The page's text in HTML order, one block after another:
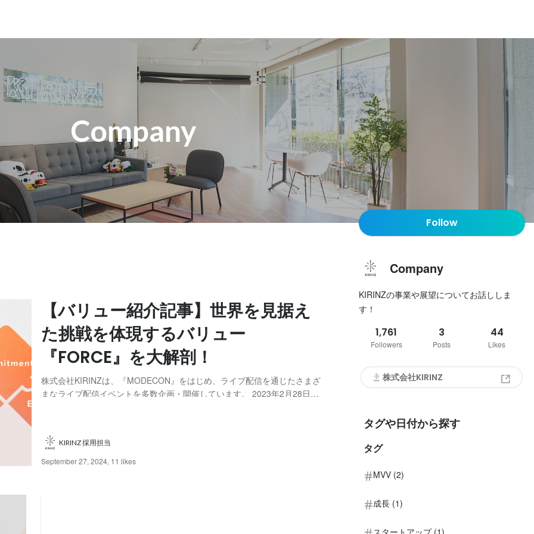
Company
【バリュー紹介記事】世界を見据え
た挑戦を体現するバリュー
『FORCE』を大解剖！
株式会社KIRINZは、『MODECON』をはじめ、ライブ配信を通じたさまざ
まなライブ配信イベントを多数企画・開催しています。 2023年2月28日に
KIRINZ 採用担当
September 27, 2024, 11 likes
Follow
Company
KIRINZの事業や展望についてお話ししま
す！
1,761
Followers
3
Posts
44
Likes
株式会社KIRINZ
タグや日付から探す
タグ
MVV (2)
成長 (1)
スタートアップ (1)